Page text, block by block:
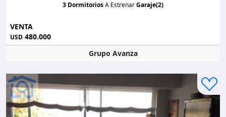
3 DormitoriosA EstrenarGaraje(2)
VENTA
USD 480.000
Grupo Avanza